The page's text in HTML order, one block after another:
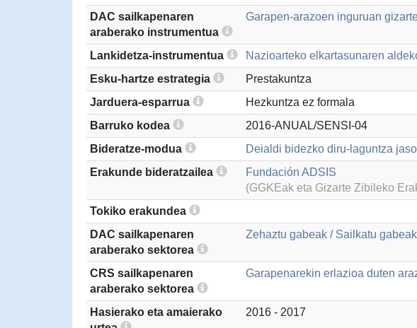
DAC sailkapenaren
araberako instrumentua
Garapen-arazoen inguruan
Lankidetza-instrumentua
Nazioarteko elkartasunaren
Esku-hartze estrategia
Prestakuntza
Jarduera-esparrua
Hezkuntza ez formala
Barruko kodea
2016-ANUAL/SENSI-04
Bideratze-modua
Deialdi bidezko diru-laguntza
Erakunde bideratzailea
Fundación ADSIS
(GGKEak eta Gizarte Zibileko
Tokiko erakundea
DAC sailkapenaren
araberako sektorea
Zehaztu gabeak / Sailkatu gabeak
CRS sailkapenaren
araberako sektorea
Garapenarekin erlazioa duten
Hasierako eta amaierako
2016 - 2017